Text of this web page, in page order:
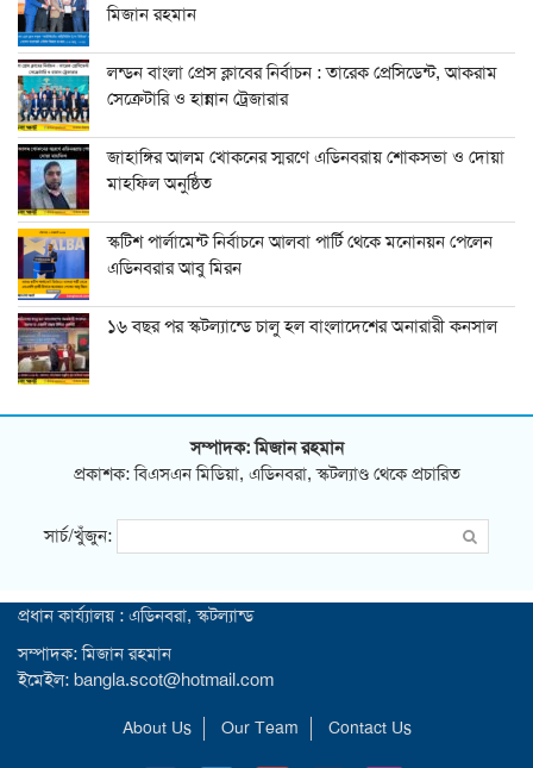
মিজান রহমান
লন্ডন বাংলা প্রেস ক্লাবের নির্বাচন : তারেক প্রেসিডেন্ট, আকরাম
সেক্রেটারি ও হান্নান ট্রেজারার
জাহাঙ্গির আলম খোকনের স্মরণে এডিনবরায় শোকসভা ও দোয়া
মাহফিল অনুষ্ঠিত
স্কটিশ পার্লামেন্ট নির্বাচনে আলবা পার্টি থেকে মনোনয়ন পেলেন
এডিনবরার আবু মিরন
১৬ বছর পর স্কটল্যান্ডে চালু হল বাংলাদেশের অনারারী কনসাল
সম্পাদক: মিজান রহমান
প্রকাশক: বিএসএন মিডিয়া, এডিনবরা, স্কটল্যাণ্ড থেকে প্রচারিত
সার্চ/খুঁজুন:
প্রধান কার্য্যালয় : এডিনবরা, স্কটল্যান্ড
সম্পাদক: মিজান রহমান
ইমেইল: bangla.scot@hotmail.com
About Us Our Team Contact Us